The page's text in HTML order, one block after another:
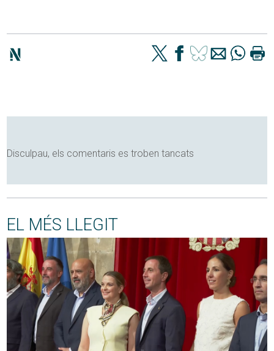
Disculpau, els comentaris es troben tancats
EL MÉS LLEGIT